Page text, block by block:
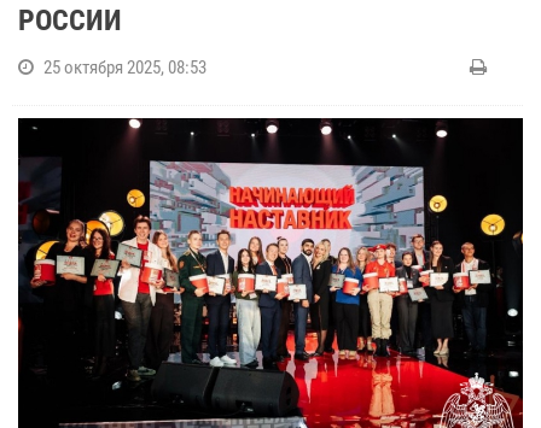
РОССИИ
25 октября 2025, 08:53